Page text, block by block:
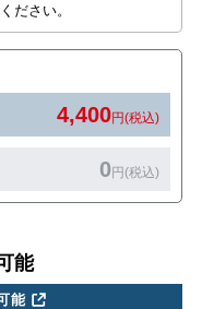
ださい。
4,400円(税込)
0円(税込)
能
能